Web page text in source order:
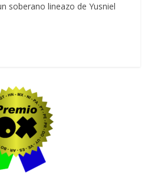
soberano lineazo de Yusniel